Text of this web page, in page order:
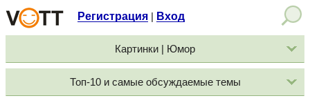
Регистрация Вход
Картинки | Юмор
Топ-10 и самые обсуждаемые темы